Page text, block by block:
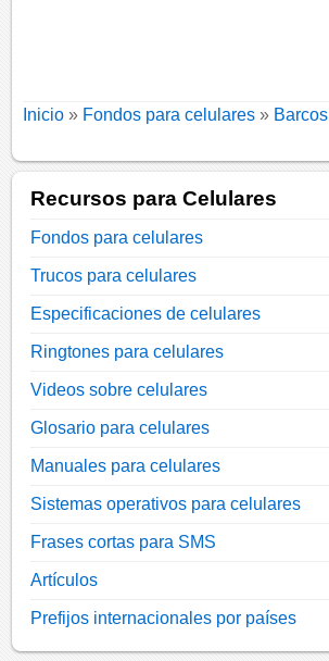
Inicio » Fondos para celulares » Barcos
Recursos para Celulares
Fondos para celulares
Trucos para celulares
Especificaciones de celulares
Ringtones para celulares
Videos sobre celulares
Glosario para celulares
Manuales para celulares
Sistemas operativos para celulares
Frases cortas para SMS
Artículos
Prefijos internacionales por países